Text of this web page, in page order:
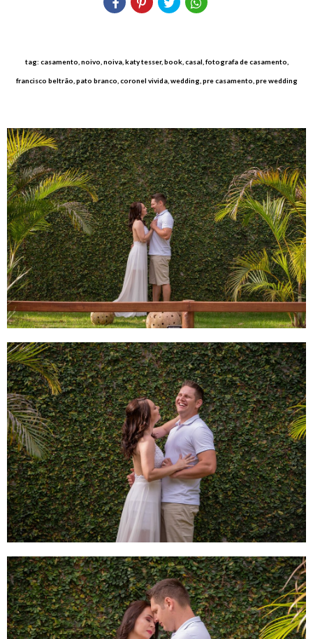
tag: casamento, noivo, noiva, katy tesser, book, casal, fotografa de casamento,
francisco beltrão, pato branco, coronel vivida, wedding, pre casamento, pre wedding